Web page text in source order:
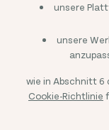
unsere
unsere
wie in Abschnitt 6
Cookie-Richtlinie